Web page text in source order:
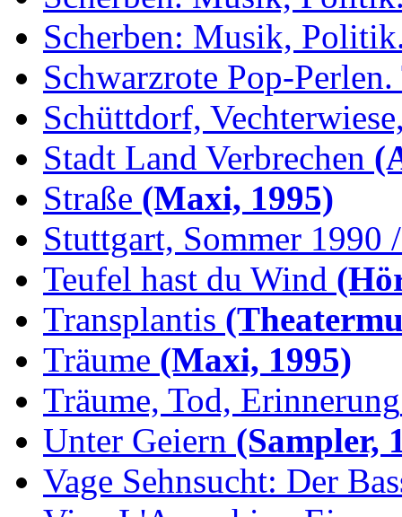
Scherben: Musik,
Schwarzrote Pop-
Schüttdorf,
Stadt Land Verbrechen
Straße (Maxi, 1995)
Stuttgart, Sommer 1990
Teufel hast du Wind
Transplantis
Träume (Maxi, 1995)
Träume, Tod, Erinnerung
Unter Geiern (Sampler,
Vage Sehnsucht: Der